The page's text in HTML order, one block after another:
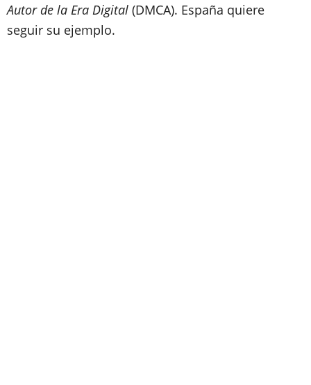
Autor de la Era Digital (DMCA). España quiere
seguir su ejemplo.